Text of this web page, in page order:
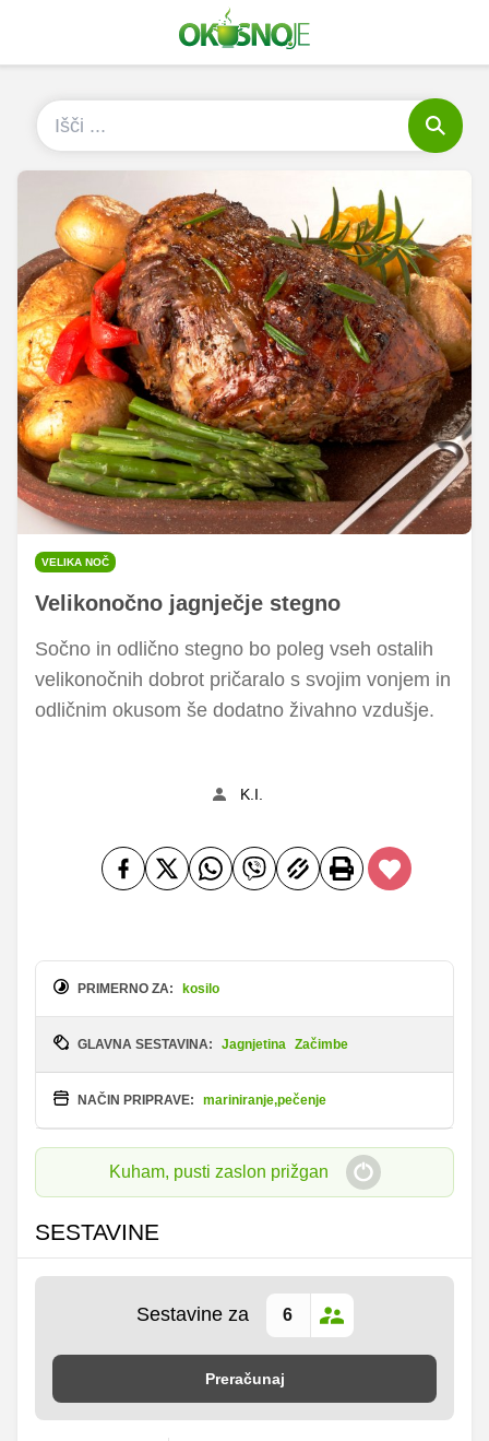
VELIKA NOČ
Velikonočno jagnječje stegno
Sočno in odlično stegno bo poleg vseh ostalih
velikonočnih dobrot pričaralo s svojim vonjem in
odličnim okusom še dodatno živahno vzdušje.
K.I.
PRIMERNO ZA: kosilo
GLAVNA SESTAVINA: Jagnjetina Začimbe
NAČIN PRIPRAVE: mariniranje,pečenje
Kuham, pusti zaslon prižgan
SESTAVINE
Sestavine za
Preračunaj